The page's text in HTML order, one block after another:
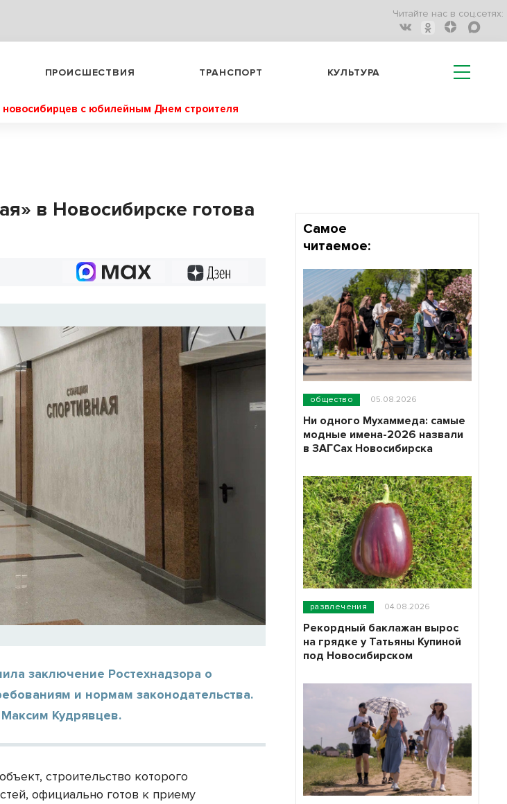
Читайте нас в соц.сетях:
ПРОИСШЕСТВИЯ ТРАНСПОРТ КУЛЬТУРА
с юбилейным Днем строителя
в Новосибирске готова
заключение Ростехнадзора о
и нормам законодательства.
Кудрявцев.
строительство которого
официально готов к приему
Самое
читаемое:
общество 05.08.2026
Ни одного Мухаммеда: самые
модные имена-2026 назвали
в ЗАГСах Новосибирска
развлечения 04.08.2026
Рекордный баклажан вырос
на грядке у Татьяны Купиной
под Новосибирском